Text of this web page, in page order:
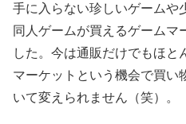
手に入らない珍しいゲームや
同人ゲームが買えるゲームマ
した。今は通販だけでもほと
マーケットという機会で買い
いて変えられません（笑）。